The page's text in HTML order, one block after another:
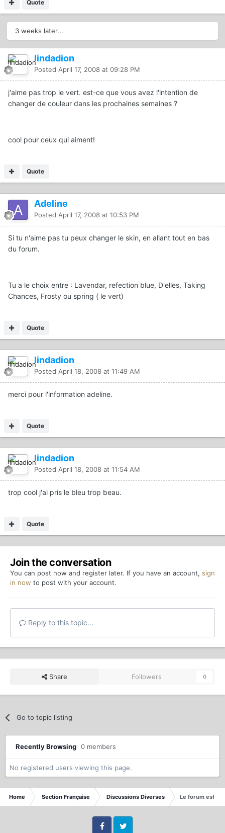
Quote
3 weeks later...
lindadion
Posted April 17, 2008 at 09:28 PM
j'aime pas trop le vert. est-ce que vous avez l'intention de
changer de couleur dans les prochaines semaines ?
cool pour ceux qui aiment!
Quote
Adeline
Posted April 17, 2008 at 10:53 PM
Si tu n'aime pas tu peux changer le skin, en allant tout en bas
du forum.
Tu a le choix entre : Lavendar, refection blue, D'elles, Taking
Chances, Frosty ou spring ( le vert)
Quote
lindadion
Posted April 18, 2008 at 11:49 AM
merci pour l'information adeline.
Quote
lindadion
Posted April 18, 2008 at 11:54 AM
trop cool j'ai pris le bleu trop beau.
Quote
Join the conversation
You can post now and register later. If you have an account, sign
in now to post with your account.
Reply to this topic...
Share Followers 0
Go to topic listing
Recently Browsing 0 members
No registered users viewing this page.
Home Section Française Discussions Diverses Le forum est il